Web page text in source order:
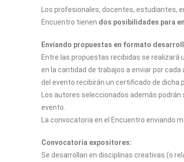
Los profesionales, docentes, estudiantes,
Encuentro tienen dos posibilidades para
Envíando propuestas en formato
Entre las propuestas recibidas se realizará
en la cantidad de trabajos a enviar por
del evento recibirán un certificado de dicha
Los autores seleccionados además
evento.
La convocatoria en el Encuentro enviando
Convocatoria expositores:
Se desarrollan en disciplinas creativas (o